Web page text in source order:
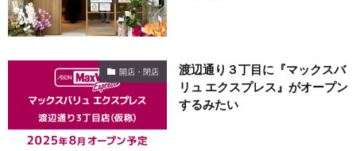
開店・閉店
渡辺通り３丁目に『マックスバ
リュ エクスプレス』がオープン
するみたい